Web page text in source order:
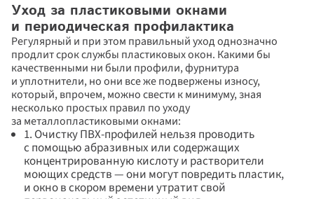
Уход за пластиковыми окнами
и периодическая профилактика
Регулярный и при этом правильный уход однозначно
продлит срок службы пластиковых окон. Какими бы
качественными ни были профили, фурнитура
и уплотнители, но они все же подвержены износу,
который, впрочем, можно свести к минимуму, зная
несколько простых правил по уходу
за металлопластиковыми окнами:
1. Очистку ПВХ-профилей нельзя проводить
с помощью абразивных или содержащих
концентрированную кислоту и растворители
моющих средств — они могут повредить пластик,
и окно в скором времени утратит свой